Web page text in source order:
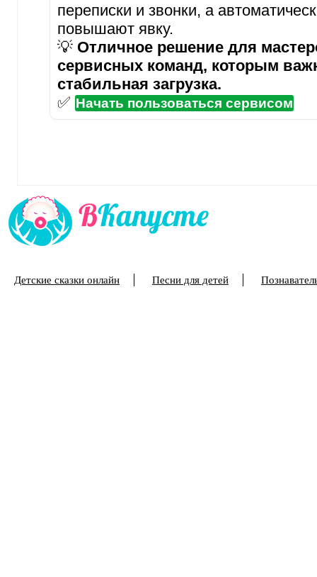
переписки и звонки, а
повышают явку.
💡 Отличное решение для
сервисных команд, которым
стабильная загрузка.
✅ Начать пользоваться сервисом
Детские сказки онлайн Песни для детей